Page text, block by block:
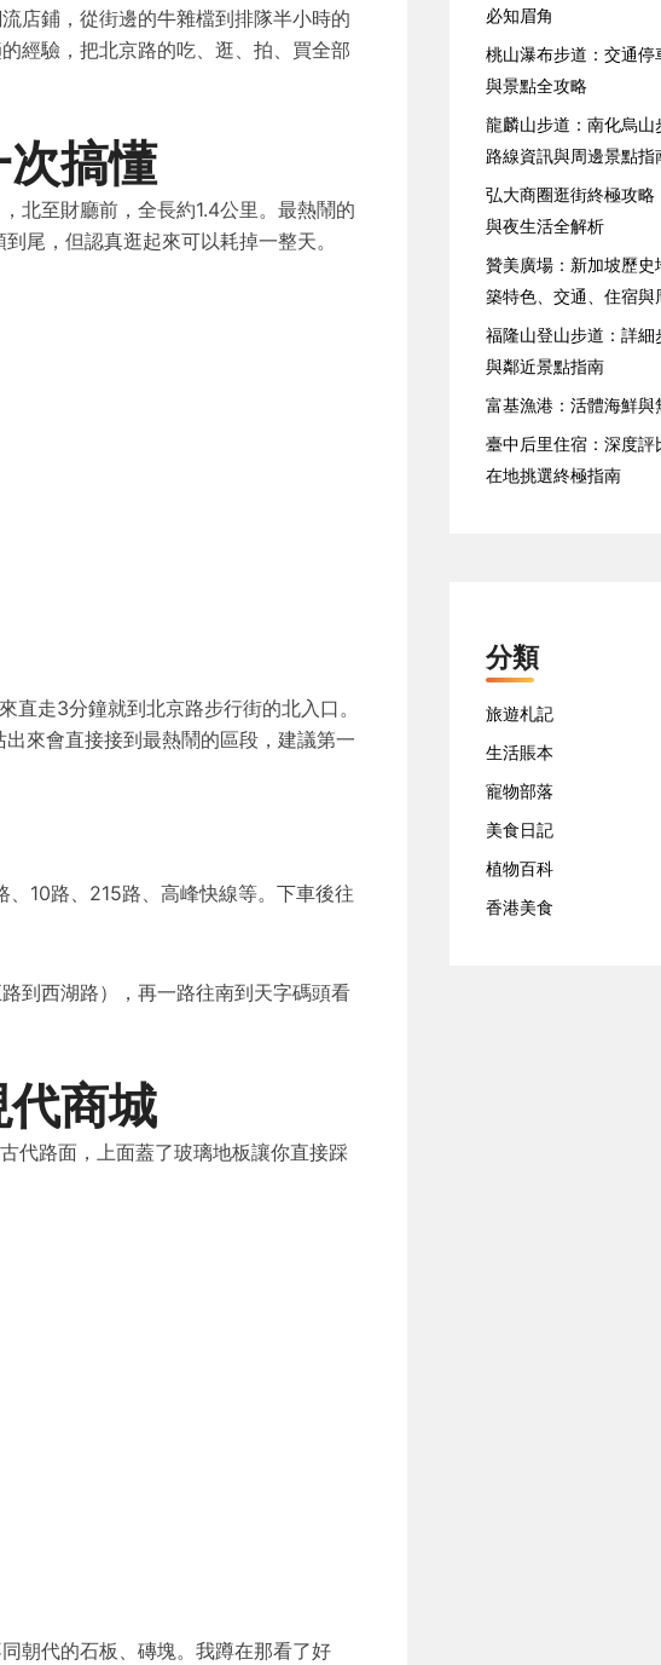
店鋪，從街邊的牛雜檔到排隊半小時的
經驗，把北京路的吃、逛、拍、買全部
搞懂
北至財廳前，全長約1.4公里。最熱鬧的
尾，但認真逛起來可以耗掉一整天。
走3分鐘就到北京路步行街的北入口。
來會直接接到最熱鬧的區段，建議第一
10路、215路、高峰快線等。下車後往
到西湖路），再一路往南到天字碼頭看
商城
代路面，上面蓋了玻璃地板讓你直接踩
朝代的石板、磚塊。我蹲在那看了好
必知眉角
桃山瀑布步道：交通
與景點全攻略
龍麟山步道：南化烏山
路線資訊與周邊景點指
弘大商圈逛街終極攻
與夜生活全解析
贊美廣場：新加坡歷
築特色、交通、住宿與
福隆山登山步道：詳
與鄰近景點指南
富基漁港：活體海鮮
臺中后里住宿：深度
在地挑選終極指南
分類
旅遊札記
生活賬本
寵物部落
美食日記
植物百科
香港美食